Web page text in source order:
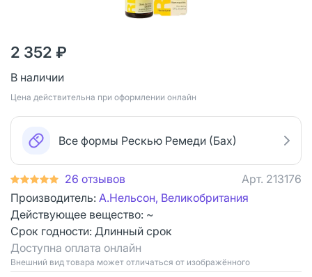
2 352 ₽
В наличии
Цена действительна при оформлении онлайн
Все формы Рескью Ремеди (Бах)
26 отзывов Арт. 213176
Производитель: А.Нельсон, Великобритания
Действующее вещество: ~
Срок годности: Длинный срок
Доступна оплата онлайн
Bнешний вид товара может отличаться от изображённого